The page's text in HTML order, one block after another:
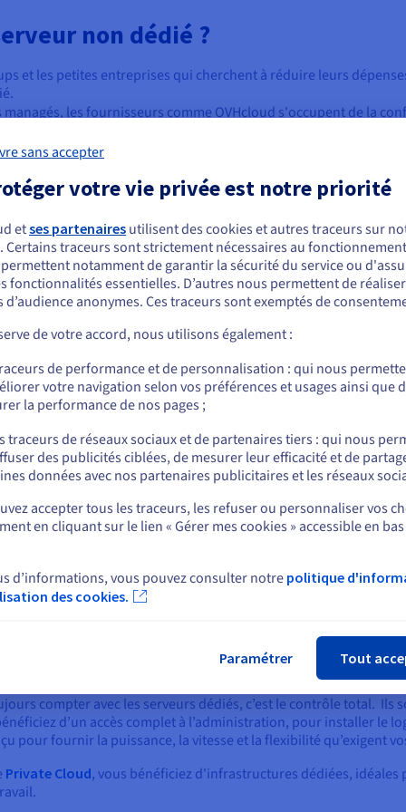
non dédié ?
et les petites entreprises qui cherchent à réduire leurs
managés, les fournisseurs comme OVHcloud s'occupent de la
que même les utilisateurs non techniques peuvent gérer
votre site web ou de votre application est un jeu d’enfant : pas
l’hébergeur gère les mises à jour, les correctifs et l’entretien
des fonctionnalités de base et évoluer lorsque vous êtes
ou vos demandes de projet augmentent.
l'un ou l'autre type de serveur ?
fréquemment visités qui ne peuvent pas se permettre des
en ressources et nécessitant une puissance de
latencepour offrir aux utilisateurs des expériences fluides
strictes pour répondre aux normes du secteur et
entreprises qui ont besoin d’une présence fiable sans
test où la flexibilité est plus importante que le rendement
un hébergement simple sans configurations complexes.
fluctue et qui ne nécessitent pas de performances
serveurs dédiés ?
compter avec les serveurs dédiés, c’est le contrôle total. Ils
d’un accès complet à l’administration, pour installer le
pour fournir la puissance, la vitesse et la flexibilité qu’exigent
Private Cloud, vous bénéficiez d'infrastructures dédiées,
semblez être localisé en États-Unis.
commander, rendez-vous sur le site de votre pays (États-Unis) et créez un
us.ovhcloud.com/
Anglais USD - $
ou
sur le site actuel
un autre site web
sans accepter
votre vie privée est notre priorité
etses partenaires utilisent des cookies et autres traceurs sur
Certains traceurs sont strictement nécessaires au
notamment de garantir la sécurité du service ou
fonctionnalités essentielles. D’autres nous permettent de
d’audience anonymes. Ces traceurs sont exemptés de
de votre accord, nous utilisons également :
de performance et de personnalisation : qui nous
votre navigation selon vos préférences et usages ainsi que
la performance de nos pages ;
traceurs de réseaux sociaux et de partenaires tiers : qui nous
des publicités ciblées, de mesurer leur efficacité et de
données avec nos partenaires publicitaires et les réseaux
accepter tous les traceurs, les refuser ou personnaliser vos
en cliquant sur le lien « Gérer mes cookies » accessible en
d’informations, vous pouvez consulter notre politique
des cookies.
Paramétrer Tout